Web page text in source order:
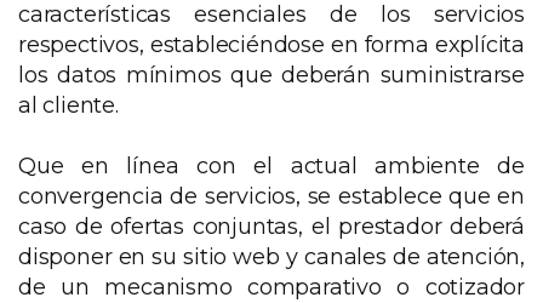
características esenciales de los servicios
respectivos, estableciéndose en forma explícita
los datos mínimos que deberán suministrarse
al cliente.
Que en línea con el actual ambiente de
convergencia de servicios, se establece que en
caso de ofertas conjuntas, el prestador deberá
disponer en su sitio web y canales de atención,
de un mecanismo comparativo o cotizador